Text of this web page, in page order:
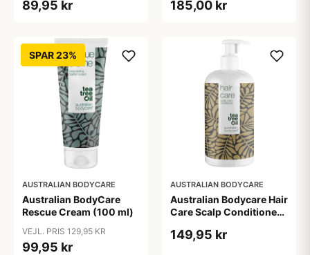
89,95 kr 185,00 kr
SPAR 23%
AUSTRALIAN BODYCARE
Australian BodyCare
Rescue Cream (100 ml)
VEJL. PRIS 129,95 KR
99,95 kr
AUSTRALIAN BODYCARE
Australian Bodycare Hair
Care Scalp Conditioner
149,95 kr